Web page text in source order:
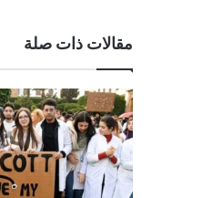
مقالات ذات صلة